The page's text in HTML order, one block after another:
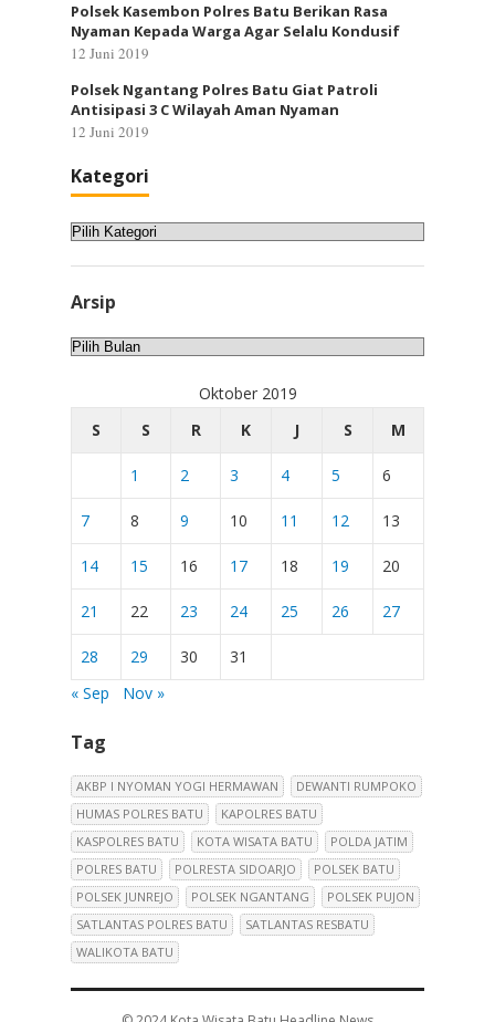
Polsek Kasembon Polres Batu Berikan Rasa
Nyaman Kepada Warga Agar Selalu Kondusif
12 Juni 2019
Polsek Ngantang Polres Batu Giat Patroli
Antisipasi 3 C Wilayah Aman Nyaman
12 Juni 2019
Kategori
Kategori
Arsip
Arsip
Oktober 2019
S
S R K J S M
1 2 3 4 5 6
7 8 9 10 11 12 13
14 15 16 17 18 19 20
21 22 23 24 25 26 27
28 29 30
31
« Sep
Nov »
Tag
AKBP I NYOMAN YOGI HERMAWAN
DEWANTI RUMPOKO
HUMAS POLRES BATU
KAPOLRES BATU
KASPOLRES BATU
KOTA WISATA BATU
POLDA JATIM
POLRES BATU
POLRESTA SIDOARJO
POLSEK BATU
POLSEK JUNREJO
POLSEK NGANTANG
POLSEK PUJON
SATLANTAS POLRES BATU
SATLANTAS RESBATU
WALIKOTA BATU